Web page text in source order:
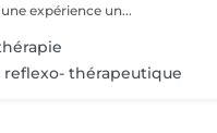
expérience un...
reflexo- thérapeutique